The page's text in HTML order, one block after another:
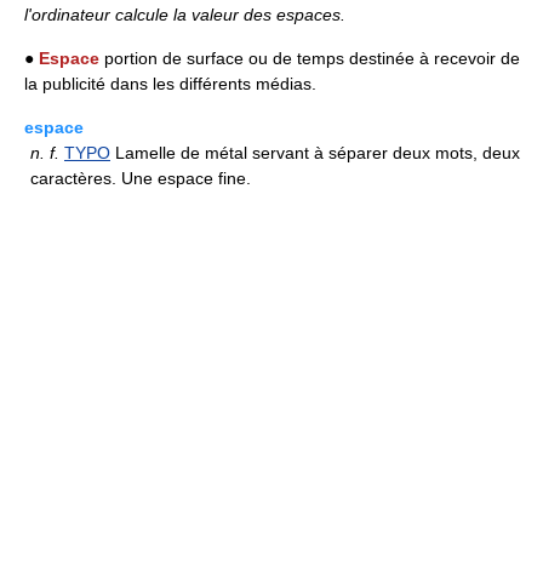
l'ordinateur calcule la valeur des espaces.
● Espace portion de surface ou de temps destinée à recevoir de
la publicité dans les différents médias.
espace
n. f. TYPO Lamelle de métal servant à séparer deux mots, deux
caractères. Une espace fine.